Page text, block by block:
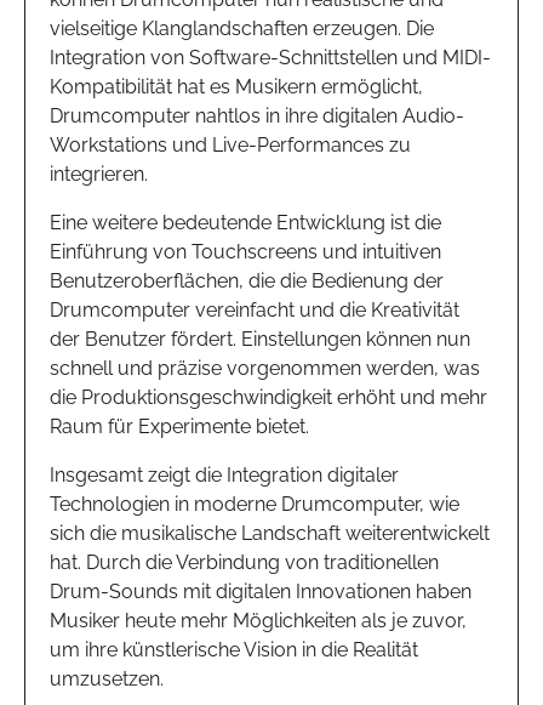
vielseitige Klanglandschaften erzeugen. Die
Integration von Software-Schnittstellen und MIDI-
Kompatibilität hat es Musikern ermöglicht,
Drumcomputer nahtlos in ihre digitalen Audio-
Workstations und Live-Performances zu
integrieren.
Eine weitere bedeutende Entwicklung ist die
Einführung von Touchscreens und intuitiven
Benutzeroberflächen, die die Bedienung der
Drumcomputer vereinfacht und die Kreativität
der Benutzer fördert. Einstellungen können nun
schnell und präzise vorgenommen werden, was
die Produktionsgeschwindigkeit erhöht und mehr
Raum für Experimente bietet.
Insgesamt zeigt die Integration digitaler
Technologien in moderne Drumcomputer, wie
sich die musikalische Landschaft weiterentwickelt
hat. Durch die Verbindung von traditionellen
Drum-Sounds mit digitalen Innovationen haben
Musiker heute mehr Möglichkeiten als je zuvor,
um ihre künstlerische Vision in die Realität
umzusetzen.